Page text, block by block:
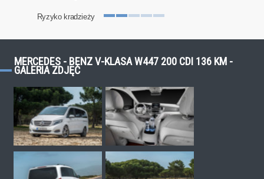
Ryzyko kradzieży
MERCEDES - BENZ V-KLASA W447 200 CDI 136 KM -
GALERIA ZDJĘĆ